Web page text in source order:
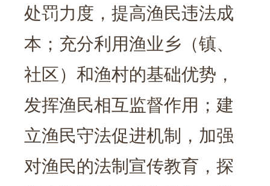
处罚力度，提高渔民违法成
本；充分利用渔业乡（镇、
社区）和渔村的基础优势，
发挥渔民相互监督作用；建
立渔民守法促进机制，加强
对渔民的法制宣传教育，探